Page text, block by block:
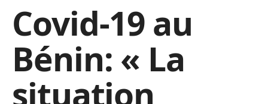
Covid-19 au
Bénin: « La
situation